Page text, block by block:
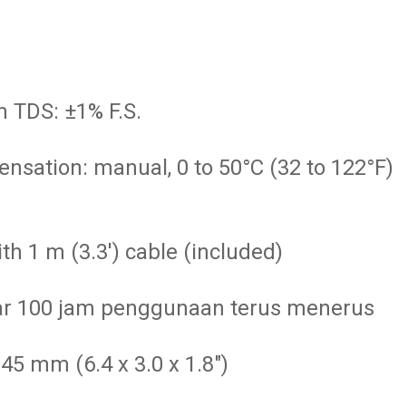
±1% F.S.
manual, 0 to 50°C (32 to
1 m (3.3') cable (included)
100 jam penggunaan terus menerus
mm (6.4 x 3.0 x 1.8")